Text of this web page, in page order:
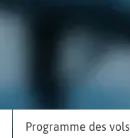
Programme des vols